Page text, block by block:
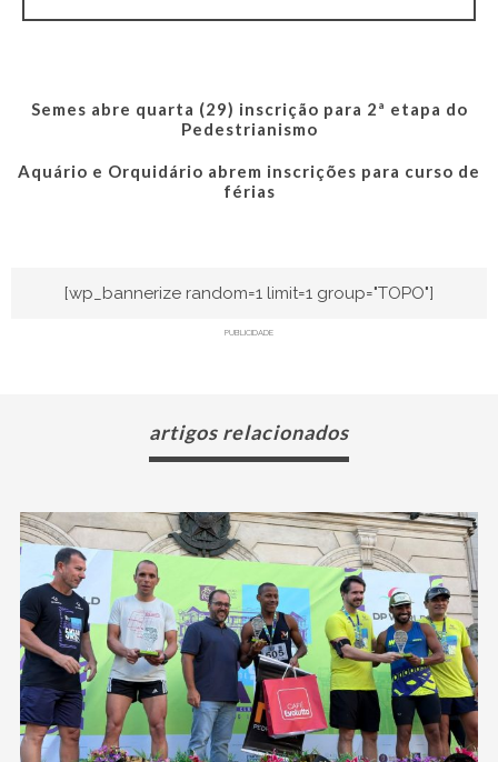
Semes abre quarta (29) inscrição para 2ª etapa do
Pedestrianismo
Aquário e Orquidário abrem inscrições para curso de
férias
[wp_bannerize random=1 limit=1 group="TOPO"]
PUBLICIDADE
artigos relacionados